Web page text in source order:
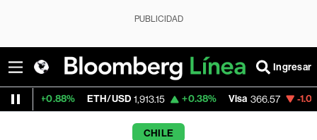
PUBLICIDAD
Ingresar
ETH/USD 1,913.15 +0.38% Visa 366.57 -1.05%
CHILE